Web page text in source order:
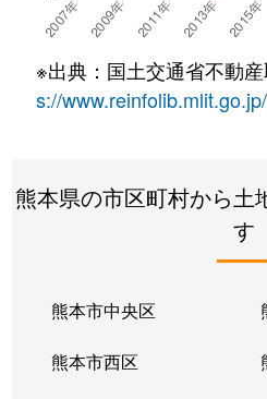
※出典：国土交通省不動
s://www.reinfolib.mlit.go.jp/
熊本県の市区町村から土
す
熊本市中央区
熊本市西区